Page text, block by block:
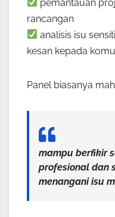
pemantauan
rancangan
analisis isu
kesan kepada
Panel biasanya
mampu berfikir
profesional dan
menangani isu